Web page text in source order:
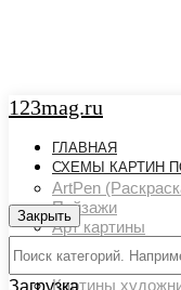
123mag.ru
ГЛАВНАЯ
СХЕМЫ КАРТИН
ArtPen
Пейзажи
Арт картины
Животный мир
Люди
Картины
Закрыть
Загрузка...